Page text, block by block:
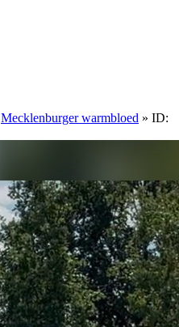
Mecklenburger warmbloed » ID: